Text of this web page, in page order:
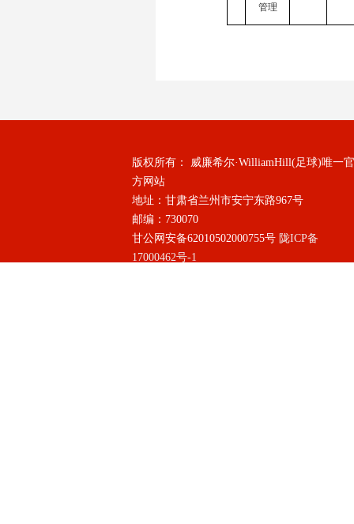
管理
版权所有： 威廉希尔·WilliamHill(足球)唯一官
方网站
地址：甘肃省兰州市安宁东路967号
邮编：730070
甘公网安备62010502000755号 陇ICP备
17000462号-1